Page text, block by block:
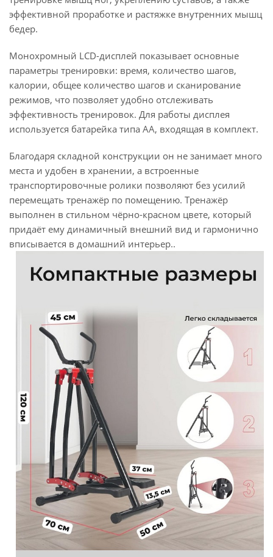
эффективной проработке и растяжке внутренних мышц
бедер.
Монохромный LCD-дисплей показывает основные
параметры тренировки: время, количество шагов,
калории, общее количество шагов и сканирование
режимов, что позволяет удобно отслеживать
эффективность тренировок. Для работы дисплея
используется батарейка типа AA, входящая в комплект.
Благодаря складной конструкции он не занимает много
места и удобен в хранении, а встроенные
транспортировочные ролики позволяют без усилий
перемещать тренажёр по помещению. Тренажёр
выполнен в стильном чёрно-красном цвете, который
придаёт ему динамичный внешний вид и гармонично
вписывается в домашний интерьер..